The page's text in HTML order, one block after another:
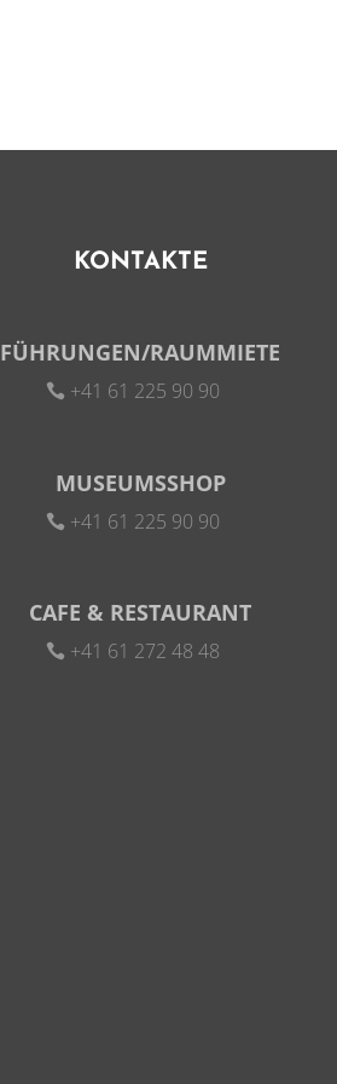
KONTAKTE
FÜHRUNGEN/RAUMMIETE
+41 61 225 90 90
MUSEUMSSHOP
+41 61 225 90 90
CAFE & RESTAURANT
+41 61 272 48 48